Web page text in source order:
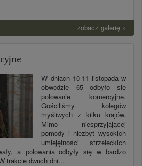
zobacz galerię »
W dniach 10-11 listopada w
obwodzie 65 odbyło się
polowanie komercyjne.
Gościliśmy kolegów
myśliwych z kilku krajów.
Mimo niesprzyjającej
pomody i niezbyt wysokich
umiejętności strzeleckich
a polowania odbyły się w bardzo
trakcie dwuch dni...